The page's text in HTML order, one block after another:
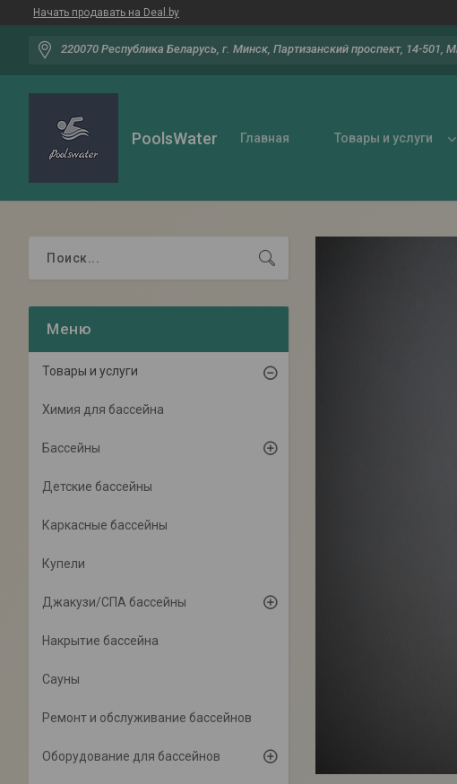
Начать продавать на Deal.by
220070 Республика Беларусь, г. Минск, Партизанский проспект, 14-501,
PoolsWater Главная Товары и услуги
Товары и услуги
Химия для бассейна
Бассейны
Детские бассейны
Каркасные бассейны
Купели
Джакузи/СПА бассейны
Накрытие бассейна
Сауны
Ремонт и обслуживание бассейнов
Оборудование для бассейнов